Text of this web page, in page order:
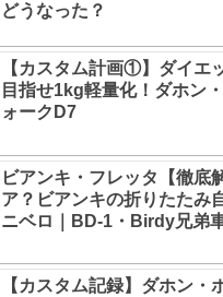
どうなった？
【カスタム計画①】ダイエ
目指せ1kg軽量化！ダホン
ォークD7
ビアンキ・フレッタ【徹底
ア？ビアンキの折りたたみ
ニベロ｜BD-1・Birdy兄弟
【カスタム記録】ダホン・